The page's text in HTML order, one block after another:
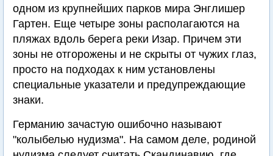
одном из крупнейших парков мира Энглишер
Гартен. Еще четыре зоны располагаются на
пляжах вдоль берега реки Изар. Причем эти
зоны не отгорожены и не скрыты от чужих глаз,
просто на подходах к ним установлены
специальные указатели и предупреждающие
знаки.
Германию зачастую ошибочно называют
"колыбелью нудизма". На самом деле, родиной